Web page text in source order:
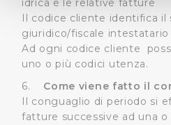
(impronte digitali).
Approfondisci come vengono
e imposta le tue preferenze
modificare o ritirare il tuo
dalla Dichiarazione sui cookie.
Utilizziamo dei cookie tecnici
idrica e le relative fatture
Il codice cliente identifica il
giuridico/fiscale
Ad ogni codice cliente
uno o più codici utenza.
6. Come viene fatto il
Il conguaglio di periodo si
fatture successive ad una